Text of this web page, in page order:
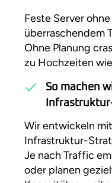
Feste Server
überraschendem
Ohne Planung
zu Hochzeiten
So machen
Wir entwickeln
Infrastruktur-
Je nach Traffic
oder planen